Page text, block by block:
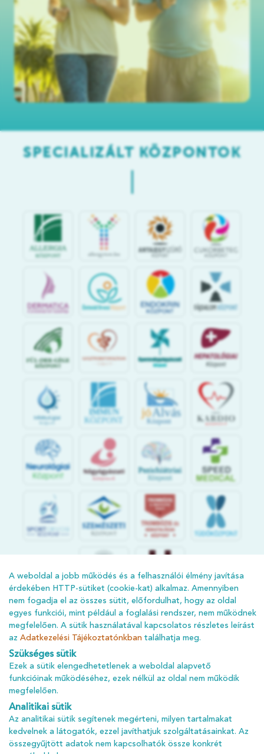
SPECIALIZÁLT KÖZPONTOK
IMMUN
KÖZPONT
jóAlvás
Központ
SPOR
ÁSZF
ADATKEZELÉSI TÁJÉKOZTATÓ
ADATVÉDELMI TÁJÉKOZTATÓ
IMPRESSZUM
KARRIER
Az oldalon feltüntetett árak az ÁFÁ-t tartalmazzák!
A weboldal a jobb működés és a felhasználói élmény javítása
érdekében HTTP-sütiket (cookie-kat) alkalmaz. Amennyiben
nem fogadja el az összes sütit, előfordulhat, hogy az oldal
egyes funkciói, mint például a foglalási rendszer, nem működnek
megfelelően. A sütik használatával kapcsolatos részletes leírást
az Adatkezelési Tájékoztatónkban találhatja meg.
Szükséges sütik
Ezek a sütik elengedhetetlenek a weboldal alapvető
funkcióinak működéséhez, ezek nélkül az oldal nem működik
megfelelően.
Analitikai sütik
Az analitikai sütik segítenek megérteni, milyen tartalmakat
kedvelnek a látogatók, ezzel javíthatjuk szolgáltatásainkat. Az
összegyűjtött adatok nem kapcsolhatók össze konkrét